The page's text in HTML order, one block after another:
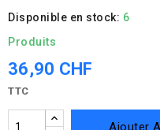
Disponible en stock: 6
Produits
36,90 CHF
TTC
Ajouter